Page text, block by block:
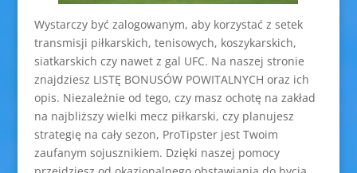
Wystarczy być zalogowanym, aby korzystać z setek
transmisji piłkarskich, tenisowych, koszykarskich,
siatkarskich czy nawet z gal UFC. Na naszej stronie
znajdziesz LISTĘ BONUSÓW POWITALNYCH oraz ich
opis. Niezależnie od tego, czy masz ochotę na zakład
na najbliższy wielki mecz piłkarski, czy planujesz
strategię na cały sezon, ProTipster jest Twoim
zaufanym sojusznikiem. Dzięki naszej pomocy